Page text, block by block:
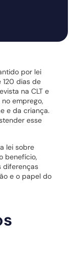
por lei
dias de
na CLT e
emprego,
e da criança.
esse
lei sobre
benefício,
diferenças
e o papel do